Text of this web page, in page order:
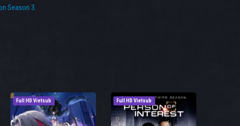
Season 3
Full HD Vietsub Full HD Vietsub